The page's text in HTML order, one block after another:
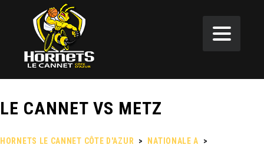
LE CANNET VS METZ
HORNETS LE CANNET CÔTE D'AZUR > NATIONALE A >